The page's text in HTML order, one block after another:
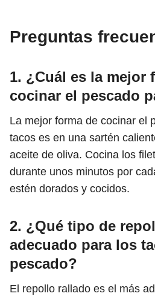
Preguntas
1. ¿Cuál es la mejor
cocinar el pescado
La mejor forma de cocinar el
tacos es en una sartén
aceite de oliva. Cocina los
durante unos minutos por
estén dorados y cocidos.
2. ¿Qué tipo de
adecuado para los
pescado?
El repollo rallado es el más